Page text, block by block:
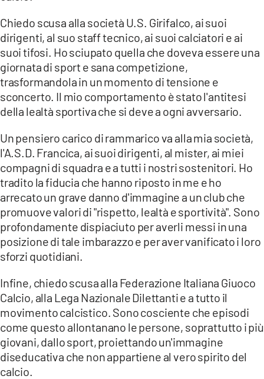
Chiedo scusa alla società U.S. Girifalco, ai suoi
dirigenti, al suo staff tecnico, ai suoi calciatori e ai
suoi tifosi. Ho sciupato quella che doveva essere una
giornata di sport e sana competizione,
trasformandola in un momento di tensione e
sconcerto. Il mio comportamento è stato l'antitesi
della lealtà sportiva che si deve a ogni avversario.
Un pensiero carico di rammarico va alla mia società,
l'A.S.D. Francica, ai suoi dirigenti, al mister, ai miei
compagni di squadra e a tutti i nostri sostenitori. Ho
tradito la fiducia che hanno riposto in me e ho
arrecato un grave danno d'immagine a un club che
promuove valori di "rispetto, lealtà e sportività". Sono
profondamente dispiaciuto per averli messi in una
posizione di tale imbarazzo e per aver vanificato i loro
sforzi quotidiani.
Infine, chiedo scusa alla Federazione Italiana Giuoco
Calcio, alla Lega Nazionale Dilettanti e a tutto il
movimento calcistico. Sono cosciente che episodi
come questo allontanano le persone, soprattutto i più
giovani, dallo sport, proiettando un'immagine
diseducativa che non appartiene al vero spirito del
calcio.